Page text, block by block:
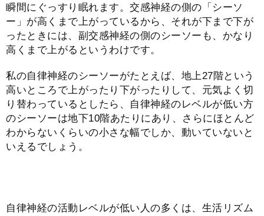
瞬間にぐっすり眠れます。交感神経の側の「シーソ
ー」が高くまで上がっているから、それが下まで下が
ったときには、副交感神経の側のシーソーも、かなり
高くまで上がるというわけです。
私の自律神経のシーソーがたとえば、地上27階という
高いところで上がったり下がったりして、元気よく切
り替わっているとしたら、自律神経のレベルが低い方
のシーソーは地下10階あたりにあり、さらにほとんど
わからないくらいの小さな幅でしか、動いていないと
いえるでしょう。
自律神経の活動レベルが低い人の多くは、生活リズム